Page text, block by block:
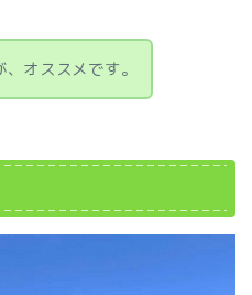
オススメです。